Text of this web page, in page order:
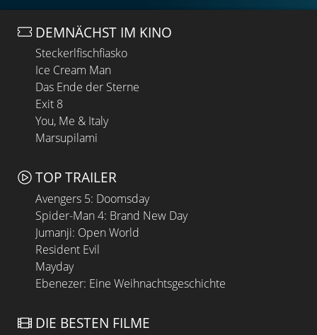
DEMNÄCHST IM KINO
Steckerlfischfiasko
Ice Cream Man
Das Ende der Sterne
Exit 8
You, Me & Italy
Marsupilami
TOP TRAILER
Avengers 5: Doomsday
Spider-Man 4: Brand New Day
Jumanji: Open World
Resident Evil
Mayday
Ebenezer: Eine Weihnachtsgeschichte
DIE BESTEN FILME